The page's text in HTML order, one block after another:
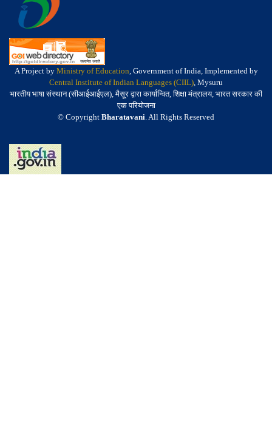
A Project by Ministry of Education, Government of India, Implemented by
Central Institute of Indian Languages (CIIL), Mysuru
भारतीय भाषा संस्थान (सीआईआईएल), मैसूर द्वारा कार्यान्वित, शिक्षा मंत्रालय, भारत सरकार की
एक परियोजना
© Copyright Bharatavani. All Rights Reserved